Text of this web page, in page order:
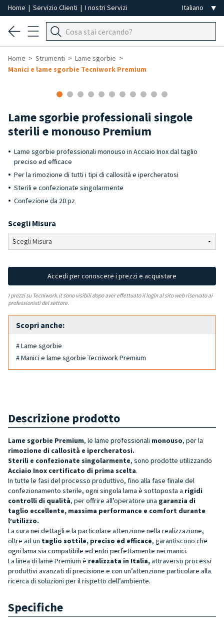
Home | Servizio Clienti | I nostri Servizi
Home Strumenti
Lame sgorbie
Manici e lame sgorbie Tecniwork Premium
Lame sgorbie professionali singole
sterili e monouso Premium
Lame sgorbie professionali monouso in Acciaio Inox dal taglio
preciso ed efficace
Per la rimozione di tutti i tipi di callosità e ipercheratosi
Sterili e confezionate singolarmente
Confezione da 20 pz
Scegli Misura
Accedi per conoscere i prezzi e acquistare
I prezzi su Tecniwork.it sono visibili dopo aver effettuato il login al sito web riservato ai
professionisti del settore.
Scopri anche:
# Lame sgorbie
# Manici e lame sgorbie Tecniwork Premium
Descrizione prodotto
Lame sgorbie Premium, le lame professionali monouso, per la
rimozione di callosità e ipercheratosi.
Sterili e confezionate singolarmente, sono prodotte utilizzando
Acciaio Inox certificato di prima scelta.
In tutte le fasi del processo produttivo, fino alla fase finale del
confezionamento sterile, ogni singola lama è sottoposta a rigidi
controlli di qualità, per offrire all’operatore una garanzia di
taglio eccellente, massima performance e comfort durante
l’utilizzo.
La cura nei dettagli e la particolare attenzione nella realizzazione,
oltre ad un taglio sottile, preciso ed efficace, garantiscono che
ogni lama sia compatibile ed entri perfettamente nei manici.
La linea di lame Premium è realizzata in Italia,attraverso processi
produttivi avanzati di precisione e con un’attenzione particolare alla
ricerca di soluzioni per il rispetto dell’ambiente.
Specifiche